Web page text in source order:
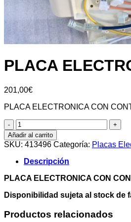
PLACA
201,00€
PLACA ELECTRONICA CON
PLACA
ELECTRONICA
cantidad
Añadir al carrito
SKU: 413496 Categoría: Placas
Descripción
PLACA ELECTRONICA CON
Disponibilidad sujeta al stock de
Productos relacionados